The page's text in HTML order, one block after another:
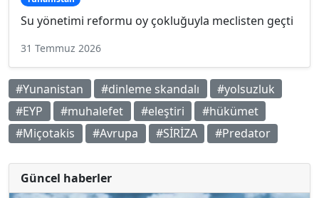
Su yönetimi reformu oy çokluğuyla meclisten geçti
31 Temmuz 2026
#Yunanistan #dinleme skandalı
#yolsuzluk
#EYP
#muhalefet #eleştiri
#hükümet
#Miçotakis
#Avrupa #SİRİZA #Predator
Güncel haberler